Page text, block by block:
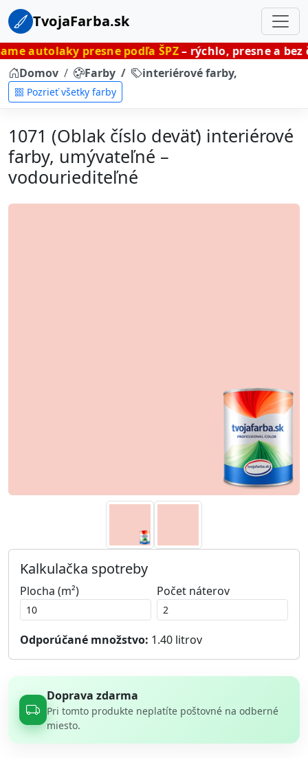
TvojaFarba.sk
presne podľa ŠPZ– rýchlo, presne a bez čakania.
Domov
Farby interiérové farby,
Pozrieť všetky farby
1071 (Oblak číslo deväť) interiérové
farby, umývateľné –
vodouriediteľné
Kalkulačka spotreby
Plocha (m²) Počet náterov
Odporúčané množstvo: 1.40 litrov
Doprava zdarma
Pri tomto produkte neplatíte poštovné na odberné
miesto.